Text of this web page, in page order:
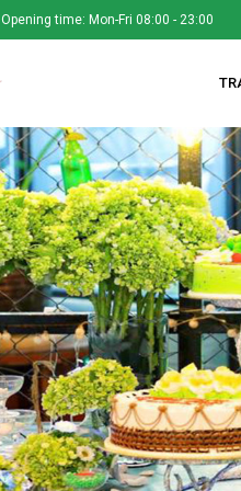
Opening time: Mon-Fri 08:00 - 23:00